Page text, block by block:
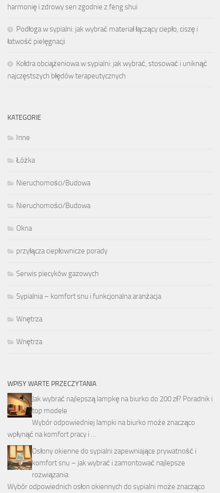
harmonię i zdrowy sen zgodnie z feng shui
Podłoga w sypialni: jak wybrać materiał łączący ciepło, ciszę i
łatwość pielęgnacji
Kołdra obciążeniowa w sypialni: jak wybrać, stosować i uniknąć
najczęstszych błędów terapeutycznych
KATEGORIE
Inne
Łóżka
Nieruchomości/Budowa
Nieruchomości/Budowa
Okna
przyłącza ciepłownicze porady
Serwis piecyków gazowych
Sypialnia – komfort snu i funkcjonalna aranżacja
Wnętrza
Wnętrza
WPISY WARTE PRZECZYTANIA
Jak wybrać najlepszą lampkę na biurko do 200 zł? Poradnik i
top modele
Wybór odpowiedniej lampki na biurko może znacząco
wpłynąć na komfort pracy i …
Osłony okienne do sypialni zapewniające prywatność i
komfort snu – jak wybrać i zamontować najlepsze
rozwiązania
Wybór odpowiednich osłon okiennych do sypialni może znacząco